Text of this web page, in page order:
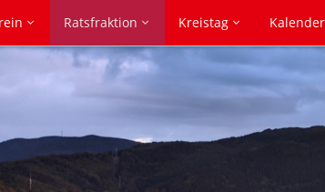
Ratsfraktion Kreistag Kalender